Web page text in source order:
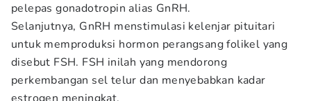
pelepas gonadotropin alias GnRH.
Selanjutnya, GnRH menstimulasi kelenjar pituitari
untuk memproduksi hormon perangsang folikel yang
disebut FSH. FSH inilah yang mendorong
perkembangan sel telur dan menyebabkan kadar